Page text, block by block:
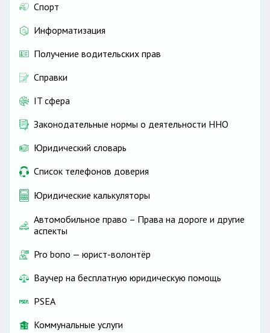
Спорт
Информатизация
Получение водительских прав
Справки
IT сфера
Законодательные нормы о деятельности ННО
Юридический словарь
Список телефонов доверия
Юридические калькуляторы
Автомобильное право – Права на дороге и другие
аспекты
Pro bono — юрист-волонтёр
Ваучер на бесплатную юридическую помощь
PSEA
Коммунальные услуги